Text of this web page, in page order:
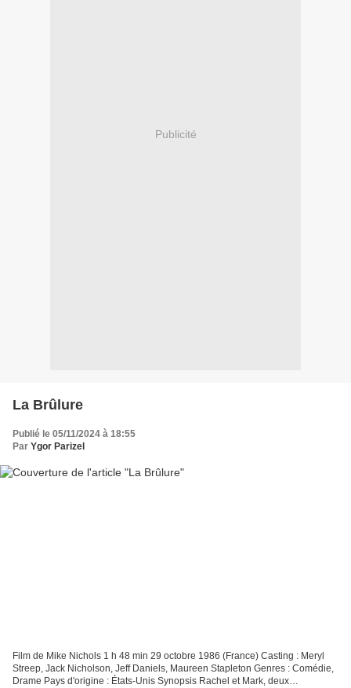
Publicité
La Brûlure
Publié le 05/11/2024 à 18:55
Par Ygor Parizel
Film de Mike Nichols 1 h 48 min 29 octobre 1986 (France) Casting : Meryl
Streep, Jack Nicholson, Jeff Daniels, Maureen Stapleton Genres : Comédie,
Drame Pays d'origine : États-Unis Synopsis Rachel et Mark, deux